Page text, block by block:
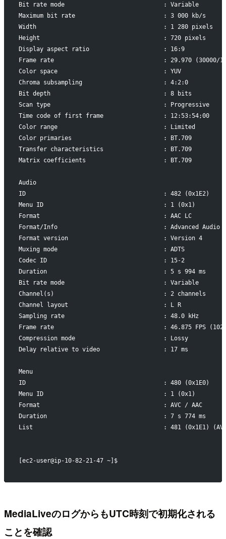
Bit rate mode                            : Variable
Maximum bit rate                         : 3 000 kb/s
Width                                    : 1 280 pixels
Height                                   : 720 pixels
Display aspect ratio                     : 16:9
Frame rate                               : 29.970 (30000/
Color space                              : YUV
Chroma subsampling                       : 4:2:0
Bit depth                                : 8 bits
Scan type                                : Progressive
Time code of first frame                 : 12:53:54;00
Color range                              : Limited
Color primaries                          : BT.709
Transfer characteristics                 : BT.709
Matrix coefficients                      : BT.709
Audio
ID                                       : 482 (0x1E2)
Menu ID                                  : 1 (0x1)
Format                                   : AAC LC
Format/Info                              : Advanced Audio
Format version                           : Version 4
Muxing mode                              : ADTS
Codec ID                                 : 15-2
Duration                                 : 5 s 994 ms
Bit rate mode                            : Variable
Channel(s)                               : 2 channels
Channel layout                           : L R
Sampling rate                            : 48.0 kHz
Frame rate                               : 46.875 FPS (1024
Compression mode                         : Lossy
Delay relative to video                  : 17 ms
Menu
ID                                       : 480 (0x1E0)
Menu ID                                  : 1 (0x1)
Format                                   : AVC / AAC
Duration                                 : 7 s 774 ms
List                                     : 481 (0x1E1) (AVC) /
[ec2-user@ip-10-82-21-47 ~]$
MediaLiveのログからもUTC時刻で初期化される
ことを確認